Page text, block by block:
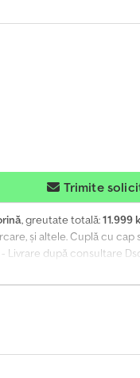
Trimite
, greutate totală:11.999
și altele. Cuplă cu cap
după consultare